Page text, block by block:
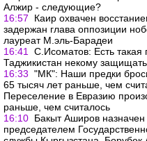
Алжир - следующие?
16:57
Каир охвачен
задержан глава оппозиции
лауреат М.эль-Барадеи
16:41
С.Исоматов: Есть такая
Таджикистан некому защищать
16:33 "МК": Наши предки
65 тысяч лет раньше, чем
Переселение в Евразию
раньше, чем считалось
16:10 Бакыт Аширов назначен
председателем